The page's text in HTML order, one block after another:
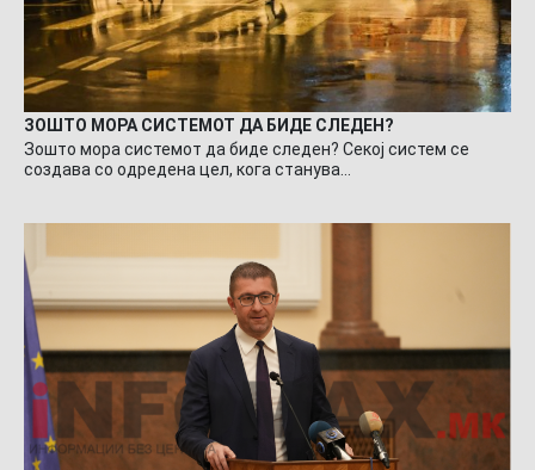
ЗОШТО МОРА СИСТЕМОТ ДА БИДЕ СЛЕДЕН?
Зошто мора системот да биде следен? Секој систем се
создава со одредена цел, кога станува…